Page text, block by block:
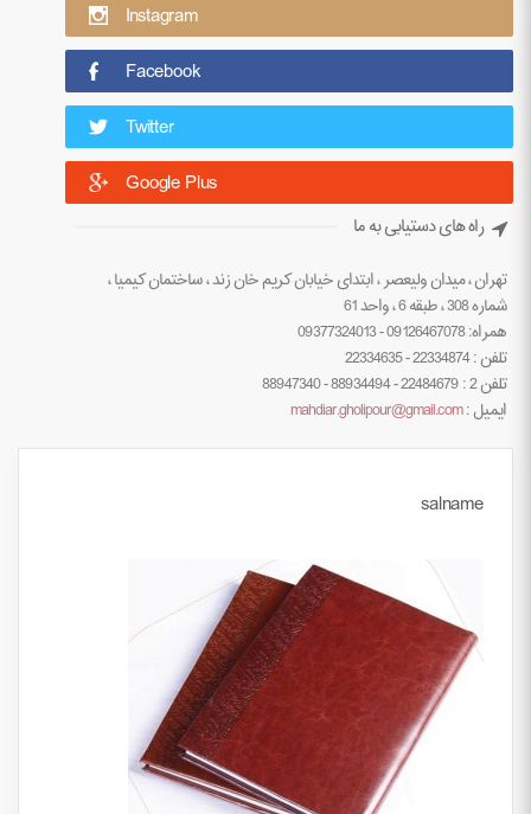
Instagram
Facebook
Twitter
Google Plus
راه های دستیابی به ما
تهران ، میدان ولیعصر ، ابتدای خیابان کریم خان زند ، ساختمان کیمیا ،
شماره 308 ، طبقه 6 ، واحد 61
همراه: 09126467078 - 09377324013
تلفن : 22334874 - 22334635
تلفن 2 : 22484679 - 88934494 - 88947340
ایمیل :mahdiar.gholipour@gmail.com
salname